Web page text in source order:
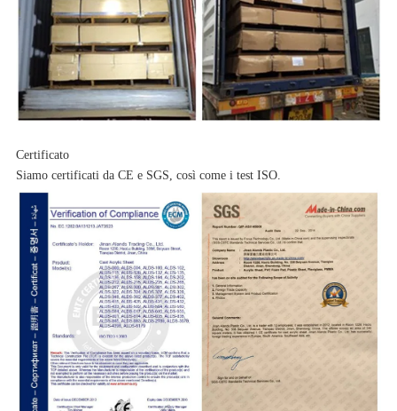
Certificato
Siamo certificati da CE e SGS, così come i test ISO.